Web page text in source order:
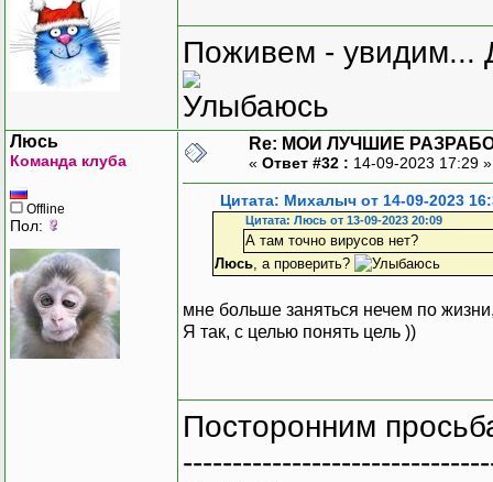
Поживем - увидим...
Люсь
Команда клуба
Offline
Пол:
Re: МОИ ЛУЧШИЕ
« Ответ #32 : 14-09-2023 17:29
Цитата: Михалыч от 14-09-2023
Цитата: Люсь от 13-09-2023 20:09
А там точно вирусов нет?
Люсь, а проверить?
мне больше заняться нечем по
Я так, с целью понять цель ))
Посторонним